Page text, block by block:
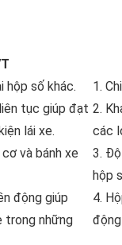
hộp số khác.
1.
tục giúp đạt
lái xe.
2.
các
và bánh xe
3.
hộp
động giúp
trong những
4.